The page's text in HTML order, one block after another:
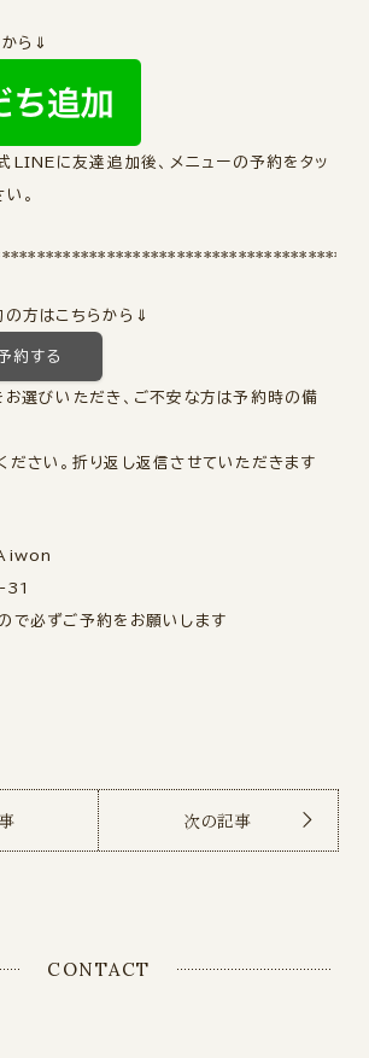
ら⇓
LINEに友達追加後、メニューの予約をタッ
。
の方はこちらから⇓
約する
お選びいただき、ご不安な方は予約時の備
ださい。折り返し返信させていただきます
31
で必ずご予約をお願いします
次の記事
CONTACT